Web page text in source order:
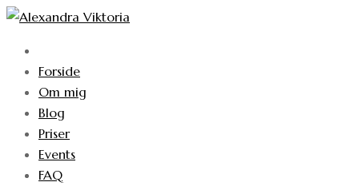
Skip
content
Forside
Om mig
Blog
Priser
Events
FAQ